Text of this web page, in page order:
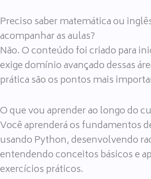
Preciso saber matemática ou
acompanhar as aulas?
Não. O conteúdo foi criado para
exige domínio avançado dessas
prática são os pontos mais
O que vou aprender ao longo do
Você aprenderá os fundamentos
usando Python, desenvolvendo
entendendo conceitos básicos e
exercícios práticos.